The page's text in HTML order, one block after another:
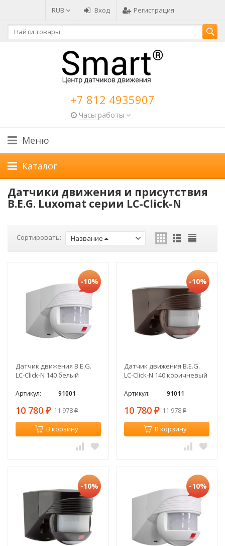
RUB Вход Регистрация
+7 812 4935907
Часы работы
Меню
Каталог
Датчики движения и присутствия
B.E.G. Luxomat серии LC-Click-N
Сортировать: Название
-10%
Датчик движения B.E.G.
LC-Click-N 140 белый
Артикул: 91001
10 780 ₽ 11 978₽
В корзину
-10%
Датчик движения B.E.G.
LC-Click-N 140 коричневый
Артикул: 91011
10 780 ₽ 11 978₽
В корзину
-10% -10%